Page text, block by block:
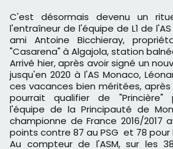
C'est désormais devenu un rituel. Chaque année,
l'entraîneur de l'équipe de L1 de
ami Antoine Bicchieray,
"Casarena" à Algajola, station
Arrivé hier, après avoir signé un
jusqu'en 2020 à l'AS Monaco,
ces vacances bien méritées,
pourrait qualifier de
l'équipe de la Principauté de
championne de France 2016/
points contre 87 au PSG et 78 pour
Au compteur de l'ASM, sur les